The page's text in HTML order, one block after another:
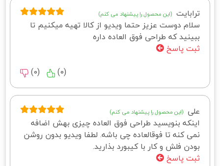
ترابایت (این محصول را پیشنهاد می کنم)
سلام دوست عزیز حتما ویدیو از کالا تهیه میکنیم تا
ببینید که طراحی فوق العاده داره
ثبت پاسخ
(
0
) (
0
)
علی (این محصول را پیشنهاد می کنم)
اینکه بنویسید طراحی فوق العاده چیزی بهش اضافه
نمی کنه تا فوقالعاده چی باشه. لطفا ويديو بدون روشن
بودن فلش و کار با کيبورد بذاريد.
ثبت پاسخ